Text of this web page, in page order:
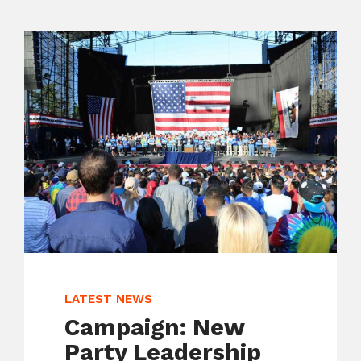
LATEST NEWS
Campaign: New
Party Leadership